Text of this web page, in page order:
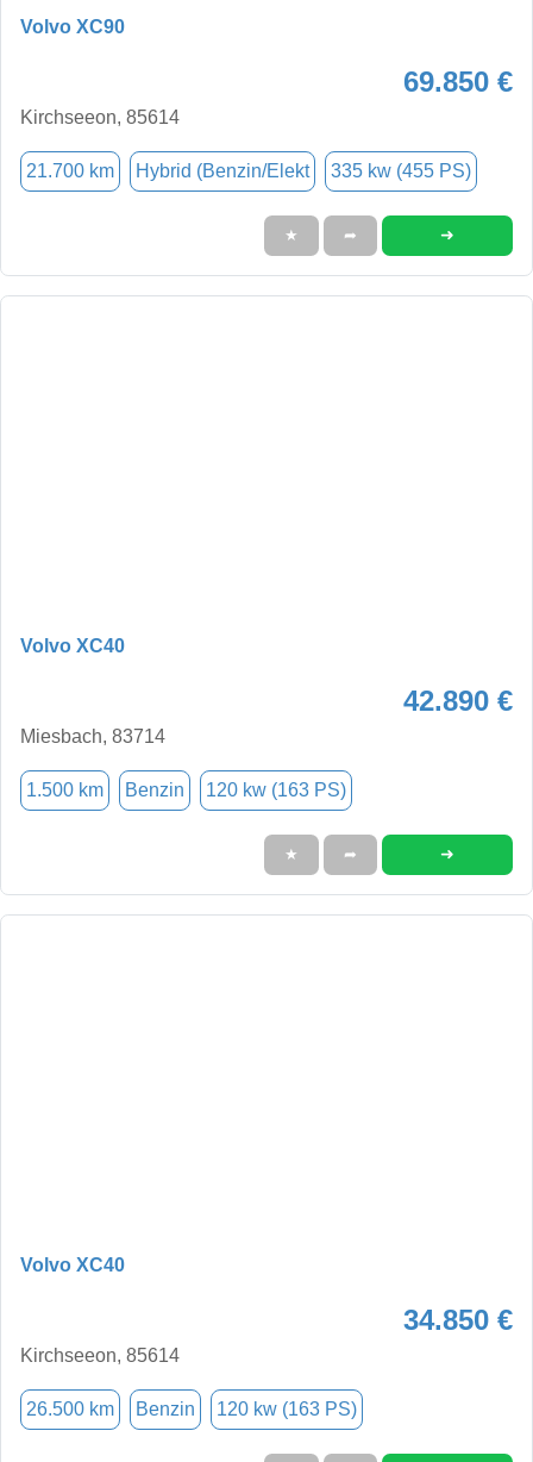
Volvo XC90
69.850 €
Kirchseeon, 85614
21.700 km Hybrid (Benzin/Elekt 335 kw (455 PS)
★ ➦ ➜
Volvo XC40
42.890 €
Miesbach, 83714
1.500 km Benzin 120 kw (163 PS)
★ ➦ ➜
Volvo XC40
34.850 €
Kirchseeon, 85614
26.500 km Benzin 120 kw (163 PS)